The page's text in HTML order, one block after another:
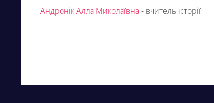
Андронік Алла Миколаївна- вчитель історії